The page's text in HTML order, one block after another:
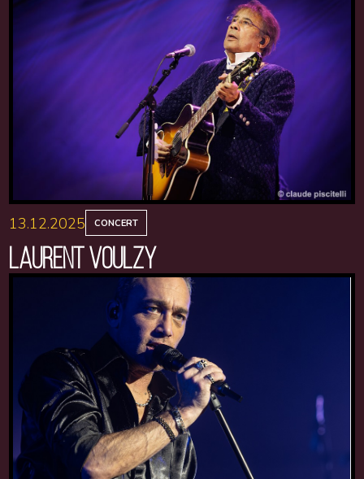
13.12.2025 CONCERT
LAURENT VOULZY